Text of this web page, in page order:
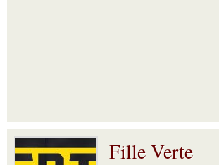
Fille Verte